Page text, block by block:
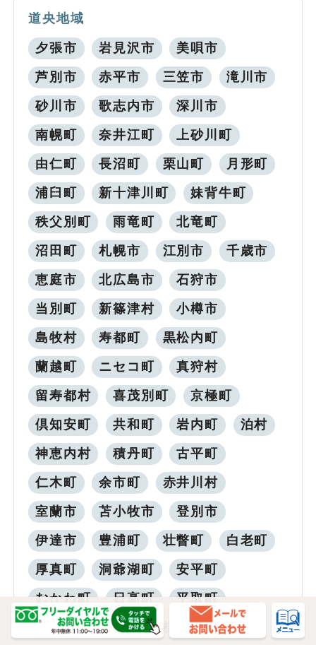
道央地域
夕張市 岩見沢市 美唄市
芦別市 赤平市 三笠市 滝川市
砂川市 歌志内市 深川市
南幌町 奈井江町 上砂川町
由仁町 長沼町 栗山町 月形町
浦臼町 新十津川町 妹背牛町
秩父別町 雨竜町 北竜町
沼田町 札幌市 江別市 千歳市
恵庭市 北広島市 石狩市
当別町 新篠津村 小樽市
島牧村 寿都町 黒松内町
蘭越町 ニセコ町 真狩村
留寿都村 喜茂別町 京極町
倶知安町 共和町 岩内町 泊村
神恵内村 積丹町 古平町
仁木町 余市町 赤井川村
室蘭市 苫小牧市 登別市
伊達市 豊浦町 壮瞥町 白老町
厚真町 洞爺湖町 安平町
むかわ町 日高町 平取町
新冠町 浦河町 様似町